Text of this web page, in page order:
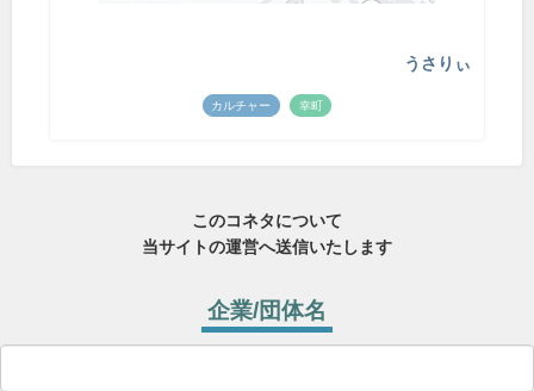
うさりぃ
カルチャー 幸町
このコネタについて
当サイトの運営へ送信いたします
企業/団体名